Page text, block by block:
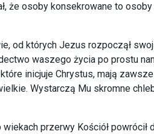
że osoby konsekrowane to
od których Jezus rozpoczął
waszego życia po prostu
inicjuje Chrystus, mają
Wystarczą Mu skromne
przerwy Kościół powrócił